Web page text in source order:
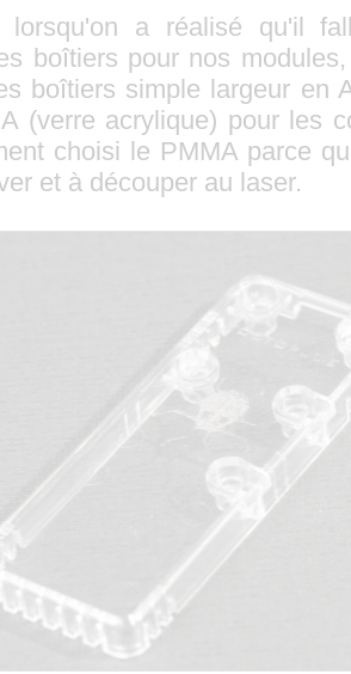
lorsqu'on a réalisé qu'il
boîtiers pour nos
boîtiers simple largeur en
(verre acrylique) pour les
choisi le PMMA parce
et à découper au laser.